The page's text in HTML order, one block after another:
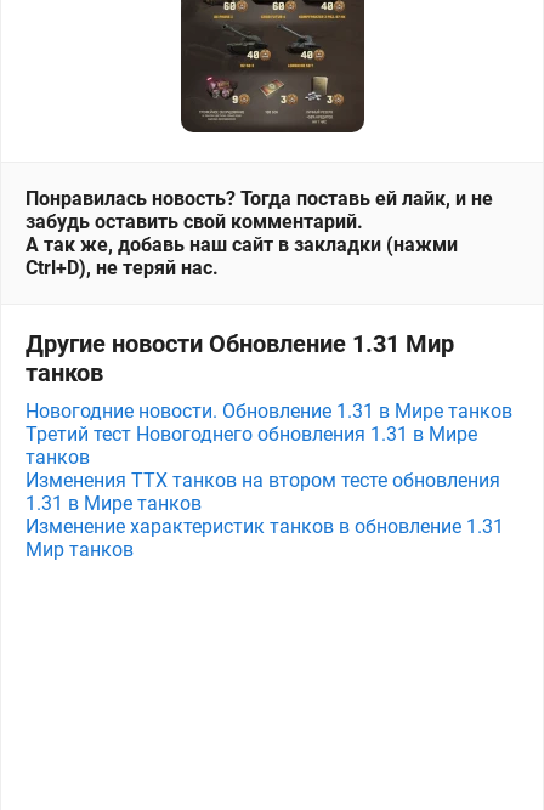
Понравилась новость? Тогда поставь ей лайк, и не
забудь оставить свой комментарий.
А так же, добавь наш сайт в закладки (нажми
Ctrl+D), не теряй нас.
Другие новости Обновление 1.31 Мир
танков
Новогодние новости. Обновление 1.31 в Мире танков
Третий тест Новогоднего обновления 1.31 в Мире
танков
Изменения ТТХ танков на втором тесте обновления
1.31 в Мире танков
Изменение характеристик танков в обновление 1.31
Мир танков